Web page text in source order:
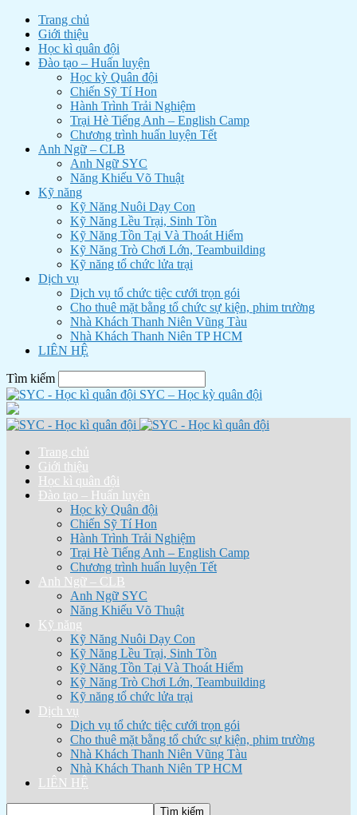
Trang chủ
Giới thiệu
Học kì quân đội
Đào tạo – Huấn luyện
Học kỳ Quân đội
Chiến Sỹ Tí Hon
Hành Trình Trải Nghiệm
Trại Hè Tiếng Anh – English Camp
Chương trình huấn luyện Tết
Anh Ngữ – CLB
Anh Ngữ SYC
Năng Khiếu Võ Thuật
Kỹ năng
Kỹ Năng Nuôi Dạy Con
Kỹ Năng Lều Trại, Sinh Tồn
Kỹ Năng Tồn Tại Và Thoát Hiểm
Kỹ Năng Trò Chơi Lớn, Teambuilding
Kỹ năng tổ chức lửa trại
Dịch vụ
Dịch vụ tổ chức tiệc cưới trọn gói
Cho thuê mặt bằng tổ chức sự kiện, phim trường
Nhà Khách Thanh Niên Vũng Tàu
Nhà Khách Thanh Niên TP HCM
LIÊN HỆ
Tìm kiếm
SYC – Học kỳ quân đội
Trang chủ
Giới thiệu
Học kì quân đội
Đào tạo – Huấn luyện
Học kỳ Quân đội
Chiến Sỹ Tí Hon
Hành Trình Trải Nghiệm
Trại Hè Tiếng Anh – English Camp
Chương trình huấn luyện Tết
Anh Ngữ – CLB
Anh Ngữ SYC
Năng Khiếu Võ Thuật
Kỹ năng
Kỹ Năng Nuôi Dạy Con
Kỹ Năng Lều Trại, Sinh Tồn
Kỹ Năng Tồn Tại Và Thoát Hiểm
Kỹ Năng Trò Chơi Lớn, Teambuilding
Kỹ năng tổ chức lửa trại
Dịch vụ
Dịch vụ tổ chức tiệc cưới trọn gói
Cho thuê mặt bằng tổ chức sự kiện, phim trường
Nhà Khách Thanh Niên Vũng Tàu
Nhà Khách Thanh Niên TP HCM
LIÊN HỆ